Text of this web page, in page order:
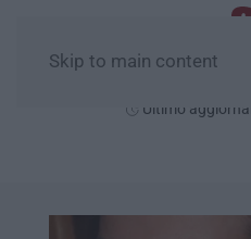
Skip to main content
Ultimo